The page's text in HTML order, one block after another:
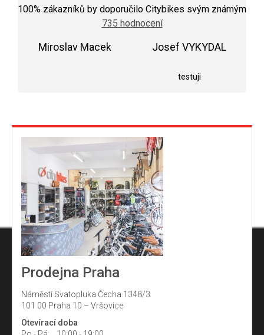
hodnocení
obchodu
je
100% zákazníků by doporučilo Citybikes svým známým
735 hodnocení
Miroslav Macek Josef VYKYDAL
testuji
Prodejna Praha
Náměstí Svatopluka Čecha 1348/3
101 00 Praha 10 – Vršovice
Otevírací doba